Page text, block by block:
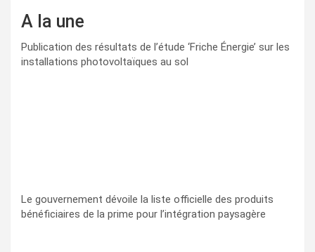
A la une
Publication des résultats de l’étude ‘Friche Énergie’ sur les
installations photovoltaïques au sol
Le gouvernement dévoile la liste officielle des produits
bénéficiaires de la prime pour l’intégration paysagère